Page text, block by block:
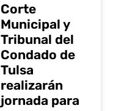
Corte
Municipal y
Tribunal del
Condado de
Tulsa
realizarán
jornada para